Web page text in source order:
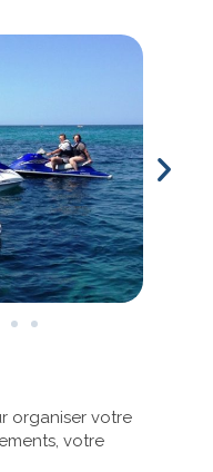
organiser votre
votre